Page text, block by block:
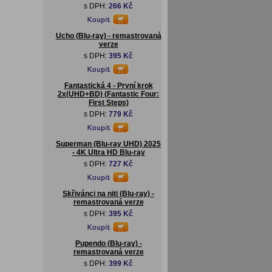
s DPH: 266 Kč
Ucho (Blu-ray) - remastrovaná
verze
s DPH: 395 Kč
Fantastická 4 - První krok
2x(UHD+BD) (Fantastic Four:
First Steps)
s DPH: 779 Kč
Superman (Blu-ray UHD) 2025
- 4K Ultra HD Blu-ray
s DPH: 727 Kč
Skřivánci na niti (Blu-ray) -
remastrovaná verze
s DPH: 395 Kč
Pupendo (Blu-ray) -
remastrovaná verze
s DPH: 399 Kč